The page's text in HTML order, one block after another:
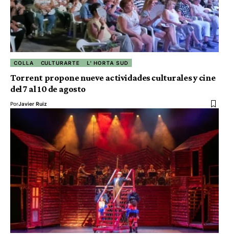
COLLA CULTURARTE L' HORTA SUD
Torrent propone nueve actividades culturales y cine
del 7 al 10 de agosto
PorJavier Ruiz